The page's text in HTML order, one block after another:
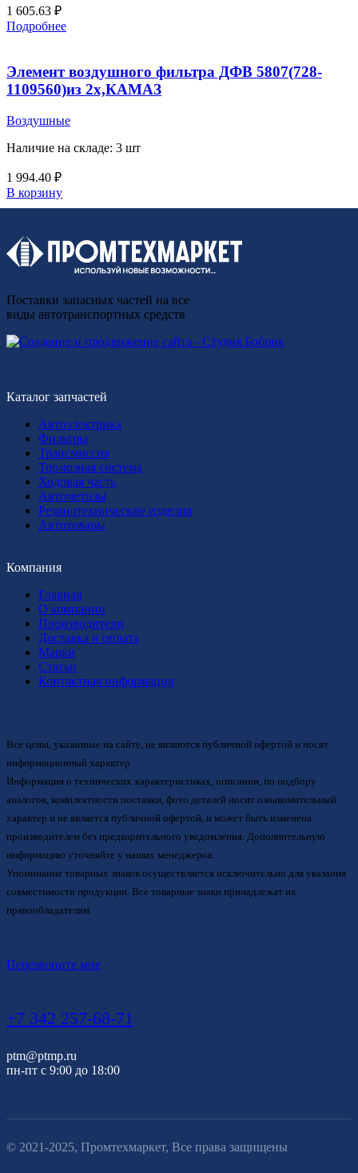
1 605.63 ₽
Подробнее
Элемент воздушного фильтра ДФВ 5807(728-
1109560)из 2х,КАМАЗ
Воздушные
Наличие на складе: 3 шт
1 994.40 ₽
В корзину
Поставки запасных частей на все
виды автотранспортных средств
Каталог запчастей
Автоэлектрика
Фильтры
Трансмиссия
Тормозная система
Ходовая часть
Автометизы
Резинотехнические изделия
Автотовары
Компания
Главная
О компании
Производители
Доставка и оплата
Марки
Статьи
Контактная информация
Все цены, указанные на сайте, не являются публичной офертой и носят
информационный характер.
Информация о технических характеристиках, описании, по подбору
аналогов, комплектности поставки, фото деталей носит ознакомительный
характер и не является публичной офертой, и может быть изменена
производителем без предварительного уведомления. Дополнительную
информацию уточняйте у наших менеджеров.
Упоминание товарных знаков осуществляется исключительно для указания
совместимости продукции. Все товарные знаки принадлежат их
правообладателям.
Перезвоните мне
+7 342 257-68-71
ptm@ptmp.ru
пн-пт с 9:00 до 18:00
© 2021-2025, Промтехмаркет, Все права защищены